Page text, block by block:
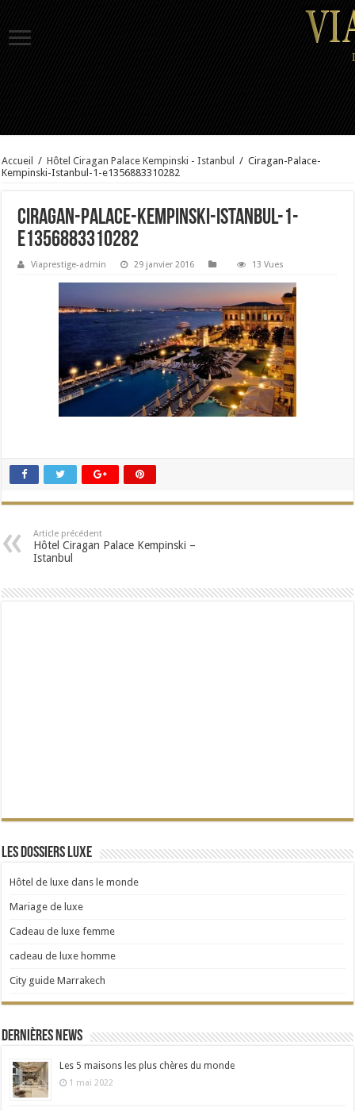
Accueil / Hôtel Ciragan Palace Kempinski - Istanbul / Ciragan-Palace-
Kempinski-Istanbul-1-e1356883310282
Ciragan-Palace-Kempinski-Istanbul-1-
e1356883310282
Viaprestige-admin 29 janvier 2016 13 Vues
Article précédent
Hôtel Ciragan Palace Kempinski –
Istanbul
Les dossiers Luxe
Hôtel de luxe dans le monde
Mariage de luxe
Cadeau de luxe femme
cadeau de luxe homme
City guide Marrakech
Dernières news
Les 5 maisons les plus chères du monde
1 mai 2022